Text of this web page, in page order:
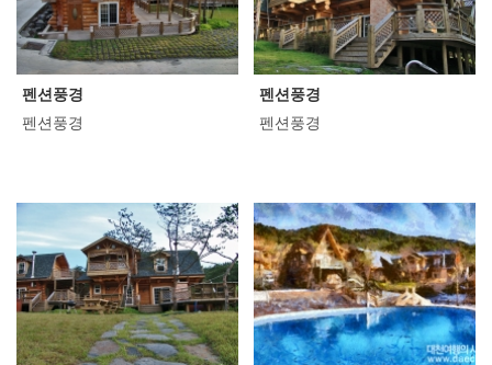
펜션풍경
펜션풍경
펜션풍경
펜션풍경